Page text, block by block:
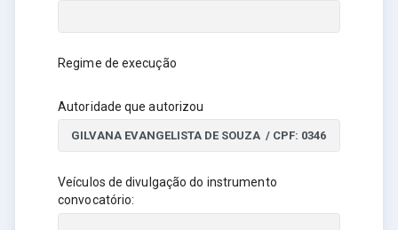
Regime de execução
Autoridade que autorizou
Veículos de divulgação do instrumento
convocatório: